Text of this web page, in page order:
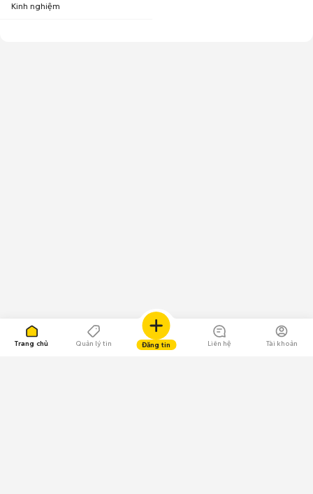
Trang chủ Quản lý tin Đăng tin Liên hệ Tài khoản
Kinh nghiệm